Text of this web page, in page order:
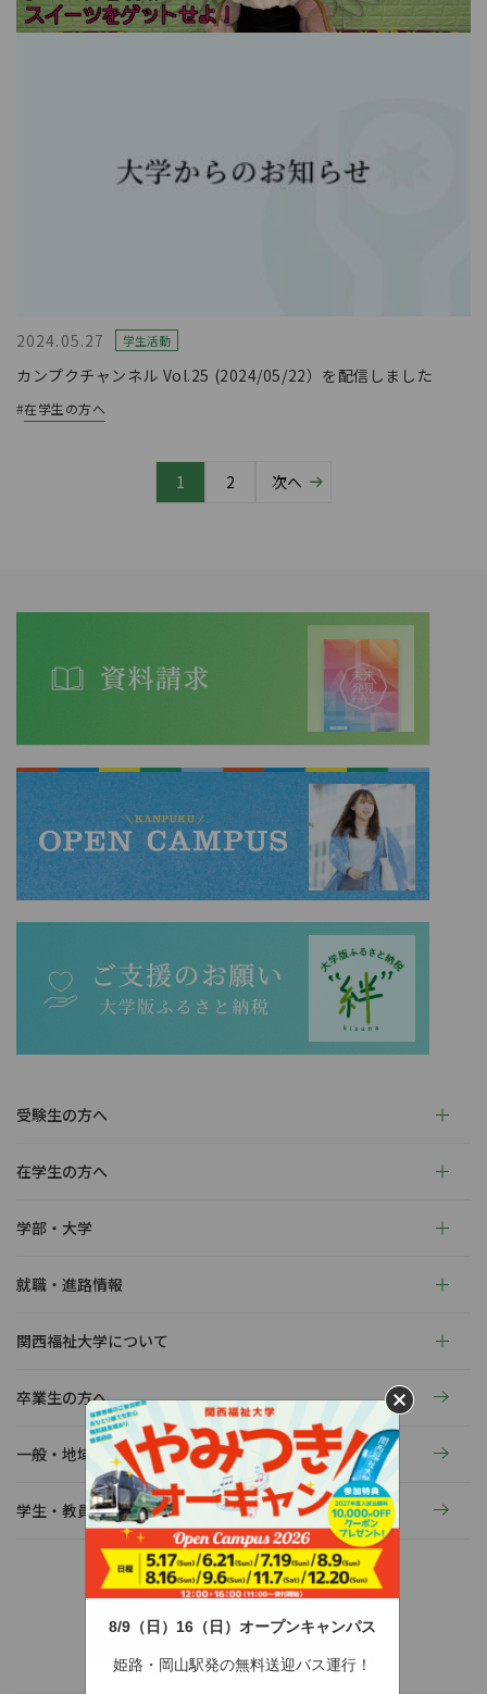
8/9（日）16（日）オープンキャンパス
姫路・岡山駅発の無料送迎バス運行！
2024.05.27 学生活動
カンプクチャンネル Vol.25 (2024/05/22）を配信しました
#在学生の方へ
1 2 次へ
受験生の方へ
在学生の方へ
学部・大学
就職・進路情報
関西福祉大学について
卒業生の方へ
一般・地域の方へ
学生・教員の活動
〒678-0255 兵庫県赤穂市新田380-3
TEL：0791-46-2525（代）FAX：0791-46-2526